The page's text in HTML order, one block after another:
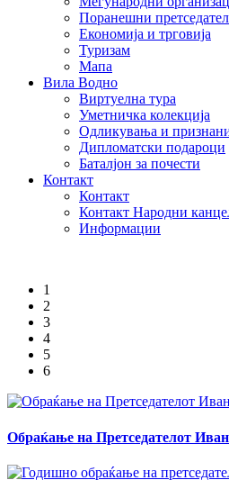
Поранешни
Економија и трговија
Туризам
Мапа
Вила Водно
Виртуелна тура
Уметничка колекција
Одликувања и
Дипломатски подароци
Баталјон за почести
Контакт
Контакт
Контакт Народни
Информации
1
2
3
4
5
6
Обраќање на Претседателот